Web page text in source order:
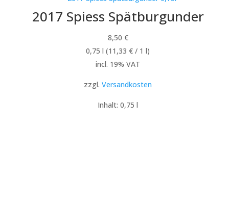
2017 Spiess Spätburgunder
8,50 €
0,75 l (11,33€ / 1l)
incl. 19% VAT
zzgl.Versandkosten
Inhalt: 0,75l